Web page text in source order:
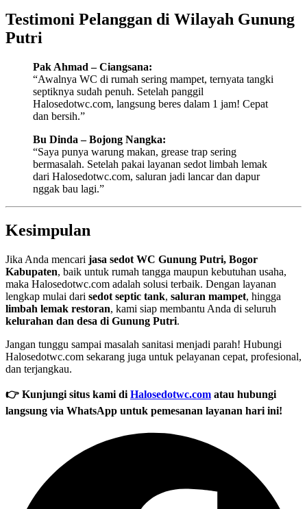
Testimoni Pelanggan di Wilayah Gunung
Putri
Pak Ahmad – Ciangsana:
“Awalnya WC di rumah sering mampet, ternyata tangki
septiknya sudah penuh. Setelah panggil
Halosedotwc.com, langsung beres dalam 1 jam! Cepat
dan bersih.”
Bu Dinda – Bojong Nangka:
“Saya punya warung makan, grease trap sering
bermasalah. Setelah pakai layanan sedot limbah lemak
dari Halosedotwc.com, saluran jadi lancar dan dapur
nggak bau lagi.”
Kesimpulan
Jika Anda mencari jasa sedot WC Gunung Putri, Bogor
Kabupaten, baik untuk rumah tangga maupun kebutuhan usaha,
maka Halosedotwc.com adalah solusi terbaik. Dengan layanan
lengkap mulai dari sedot septic tank, saluran mampet, hingga
limbah lemak restoran, kami siap membantu Anda di seluruh
kelurahan dan desa di Gunung Putri.
Jangan tunggu sampai masalah sanitasi menjadi parah! Hubungi
Halosedotwc.com sekarang juga untuk pelayanan cepat, profesional,
dan terjangkau.
👉 Kunjungi situs kami di Halosedotwc.com atau hubungi
langsung via WhatsApp untuk pemesanan layanan hari ini!